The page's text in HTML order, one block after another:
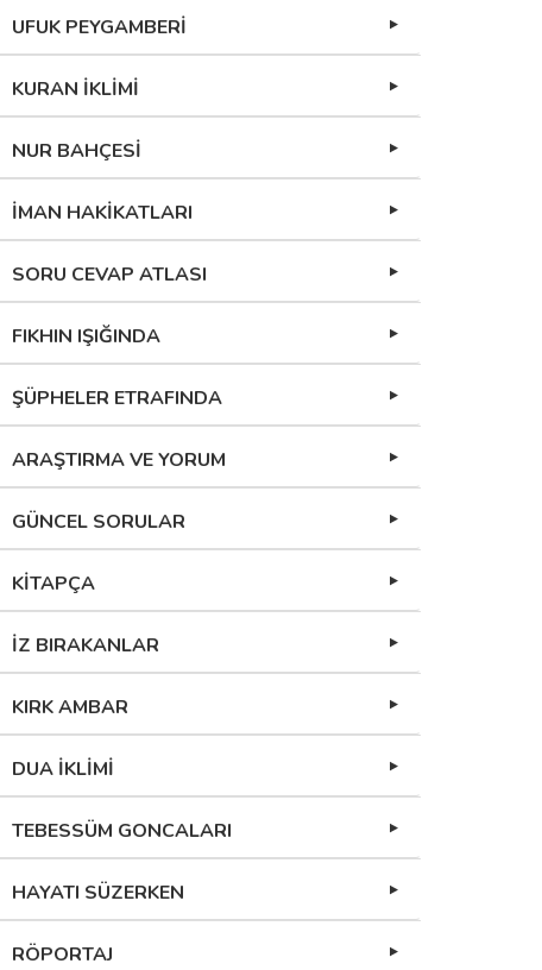
UFUK PEYGAMBERİ
KURAN İKLİMİ
NUR BAHÇESİ
İMAN HAKİKATLARI
SORU CEVAP ATLASI
FIKHIN IŞIĞINDA
ŞÜPHELER ETRAFINDA
ARAŞTIRMA VE YORUM
GÜNCEL SORULAR
KİTAPÇA
İZ BIRAKANLAR
KIRK AMBAR
DUA İKLİMİ
TEBESSÜM GONCALARI
HAYATI SÜZERKEN
RÖPORTAJ